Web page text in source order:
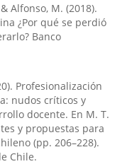
Alfonso, M. (2018).
¿Por qué se perdió
Banco
Profesionalización
nudos críticos y
docente. En M. T.
y propuestas para
(pp. 206–228).
Chile.